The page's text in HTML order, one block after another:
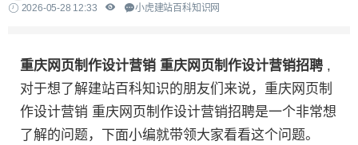
2026-05-28 12:33
小虎建站百科知识网
重庆网页制作设计营销 重庆网页制作设计营销招聘 ,
对于想了解建站百科知识的朋友们来说，重庆网页制
作设计营销 重庆网页制作设计营销招聘是一个非常想
了解的问题，下面小编就带领大家看看这个问题。